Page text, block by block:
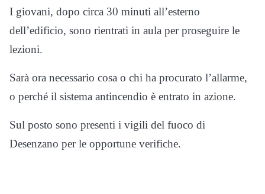
I giovani, dopo circa 30 minuti all’esterno
dell’edificio, sono rientrati in aula per proseguire le
lezioni.
Sarà ora necessario cosa o chi ha procurato l’allarme,
o perché il sistema antincendio è entrato in azione.
Sul posto sono presenti i vigili del fuoco di
Desenzano per le opportune verifiche.